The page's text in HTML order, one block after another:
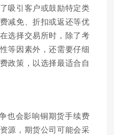
吸引客户或鼓励特定类
减免、折扣或返还等优
选择交易所时，除了考
等因素外，还需要仔细
政策，以选择最适合自
也会影响铜期货手续费
源，期货公司可能会采